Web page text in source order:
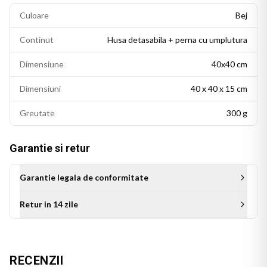
Aceasta perna personalizata este cadoul ideal pentru bunica
iubire, mai ales pentru bunicile care isi iubesc nepotii
Culoare Bej
Continut Husa detasabila + perna cu umplutura
Dimensiune 40x40 cm
Dimensiuni 40 x 40 x 15 cm
Greutate 300 g
Garantie si retur
Garantie legala de conformitate
Retur in 14 zile
RECENZII